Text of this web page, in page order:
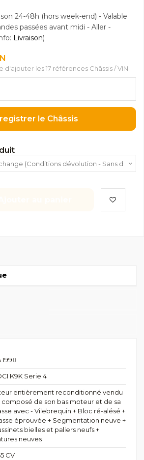
24-48h (hors week-end) - Valable
passées avant midi - Aller -
Livraison)
d'ajouter les 17 références Châssis / VIN
le Châssis
1998
K9K Serie 4
entièrement reconditionné vendu
composé de son bas moteur et de sa
avec - Vilebrequin + Bloc ré-alésé +
éprouvée + Segmentation neuve +
bielles et paliers neufs +
neuves
CV